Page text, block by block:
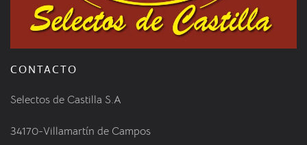
CONTACTO
Selectos de Castilla S.A
34170-Villamartín de Campos